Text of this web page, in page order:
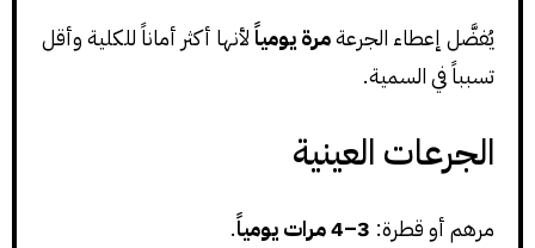
يُفضَّل إعطاء الجرعةمرة يومياًلأنها أكثر أماناً للكلية وأقل
تسبباً في السمية.
الجرعات العينية
مرهم أو قطرة: 3–4 مرات يومياً .